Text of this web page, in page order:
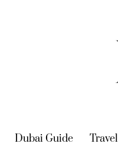
(current)
Dubai Guide (current)
Travel